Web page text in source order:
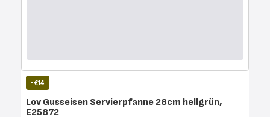
-€14
Lov Gusseisen Servierpfanne 28cm hellgrün,
E25872
Bewertung